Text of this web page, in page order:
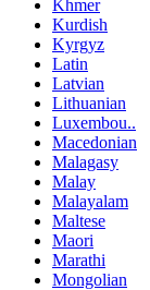
Khmer
Kurdish
Kyrgyz
Latin
Latvian
Lithuanian
Luxembou..
Macedonian
Malagasy
Malay
Malayalam
Maltese
Maori
Marathi
Mongolian